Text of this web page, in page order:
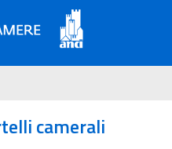
camerali